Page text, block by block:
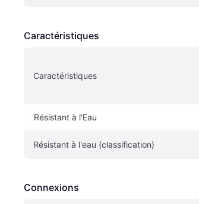
Caractéristiques
Caractéristiques
Résistant à l'Eau
Résistant à l'eau (classification)
Connexions